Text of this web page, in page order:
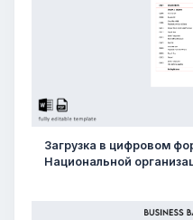
Загрузка в цифровом
Национальной